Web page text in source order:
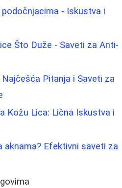
- Iskustva i
Što Duže - Saveti za Anti-
Pitanja i Saveti za
Kožu Lica: Lična Iskustva i
aknama? Efektivni saveti za